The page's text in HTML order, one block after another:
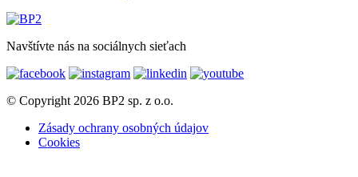
Navštívte nás na sociálnych sieťach
© Copyright 2026 BP2 sp. z o.o.
Zásady ochrany osobných údajov
Cookies